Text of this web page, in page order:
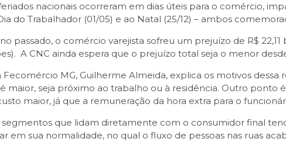
nacionais ocorreram em dias úteis para o comércio,
do Trabalhador (01/05) e ao Natal (25/12) – ambos
passado, o comércio varejista sofreu um prejuízo de R$
A CNC ainda espera que o prejuízo total seja o menor
MG, Guilherme Almeida, explica os motivos
maior, seja próximo ao trabalho ou à residência. Outro ponto
maior, já que a remuneração da hora extra para o
segmentos que lidam diretamente com o consumidor final
em sua normalidade, no qual o fluxo de pessoas nas ruas